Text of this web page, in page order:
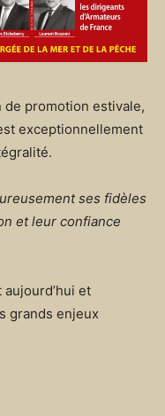
de promotion estivale,
exceptionnellement
ses fidèles
et leur confiance
et
grands enjeux